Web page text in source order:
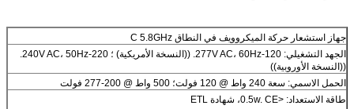
جهاز استشعار حركة الميكروويف في النطاق C 5.8GHz
الجهد التشغيلي: 120-277V AC، 60Hz. ((النسخة الأمريكية) ؛ 220-240V AC، 50Hz.
((النسخة الأوروبية))
الحمل الاسمي: سعة 240 واط @ 120 فولت؛ 500 واط @ 200-277 فولت
طاقة الاستعداد: <0.5w. CE، شهادة ETL